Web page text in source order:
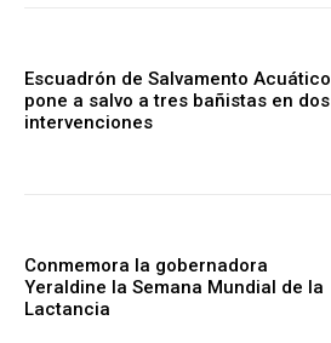
Escuadrón de Salvamento Acuático
pone a salvo a tres bañistas en dos
intervenciones
Conmemora la gobernadora
Yeraldine la Semana Mundial de la
Lactancia